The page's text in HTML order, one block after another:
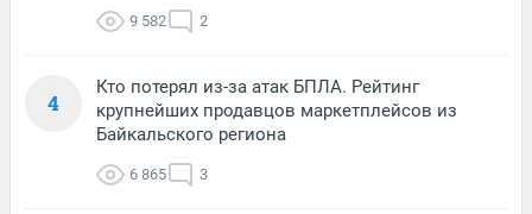
9 582 2
4
Кто потерял из-за атак БПЛА. Рейтинг
крупнейших продавцов маркетплейсов из
Байкальского региона
6 865 3